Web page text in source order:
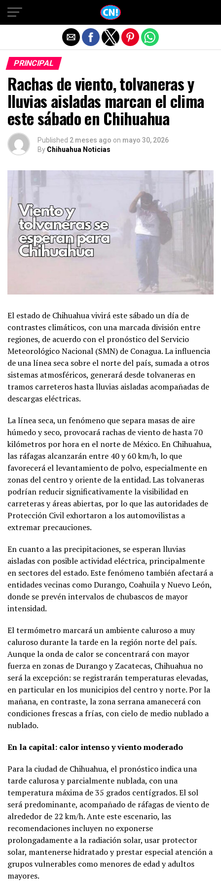
PRINCIPAL
Rachas de viento, tolvaneras y
lluvias aisladas marcan el clima
este sábado en Chihuahua
Published 2 meses ago on mayo 30, 2026
By Chihuahua Noticias
El estado de Chihuahua vivirá este sábado un día de
contrastes climáticos, con una marcada división entre
regiones, de acuerdo con el pronóstico del Servicio
Meteorológico Nacional (SMN) de Conagua. La influencia
de una línea seca sobre el norte del país, sumada a otros
sistemas atmosféricos, generará desde tolvaneras en
tramos carreteros hasta lluvias aisladas acompañadas de
descargas eléctricas.
La línea seca, un fenómeno que separa masas de aire
húmedo y seco, provocará rachas de viento de hasta 70
kilómetros por hora en el norte de México. En Chihuahua,
las ráfagas alcanzarán entre 40 y 60 km/h, lo que
favorecerá el levantamiento de polvo, especialmente en
zonas del centro y oriente de la entidad. Las tolvaneras
podrían reducir significativamente la visibilidad en
carreteras y áreas abiertas, por lo que las autoridades de
Protección Civil exhortaron a los automovilistas a
extremar precauciones.
En cuanto a las precipitaciones, se esperan lluvias
aisladas con posible actividad eléctrica, principalmente
en sectores del estado. Este fenómeno también afectará a
entidades vecinas como Durango, Coahuila y Nuevo León,
donde se prevén intervalos de chubascos de mayor
intensidad.
El termómetro marcará un ambiente caluroso a muy
caluroso durante la tarde en la región norte del país.
Aunque la onda de calor se concentrará con mayor
fuerza en zonas de Durango y Zacatecas, Chihuahua no
será la excepción: se registrarán temperaturas elevadas,
en particular en los municipios del centro y norte. Por la
mañana, en contraste, la zona serrana amanecerá con
condiciones frescas a frías, con cielo de medio nublado a
nublado.
En la capital: calor intenso y viento moderado
Para la ciudad de Chihuahua, el pronóstico indica una
tarde calurosa y parcialmente nublada, con una
temperatura máxima de 35 grados centígrados. El sol
será predominante, acompañado de ráfagas de viento de
alrededor de 22 km/h. Ante este escenario, las
recomendaciones incluyen no exponerse
prolongadamente a la radiación solar, usar protector
solar, mantenerse hidratado y prestar especial atención a
grupos vulnerables como menores de edad y adultos
mayores.
Salir de la versión móvil